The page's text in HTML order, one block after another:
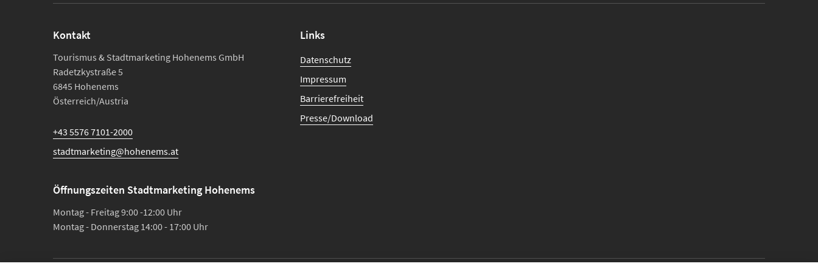
Kontakt
Tourismus & Stadtmarketing Hohenems GmbH
Radetzkystraße 5
6845 Hohenems
Österreich/Austria
+43 5576 7101-2000
stadtmarketing@hohenems.at
Öffnungszeiten Stadtmarketing Hohenems
Montag - Freitag 9:00 -12:00 Uhr
Montag - Donnerstag 14:00 - 17:00 Uhr
Links
Datenschutz
Impressum
Barrierefreiheit
Presse/Download